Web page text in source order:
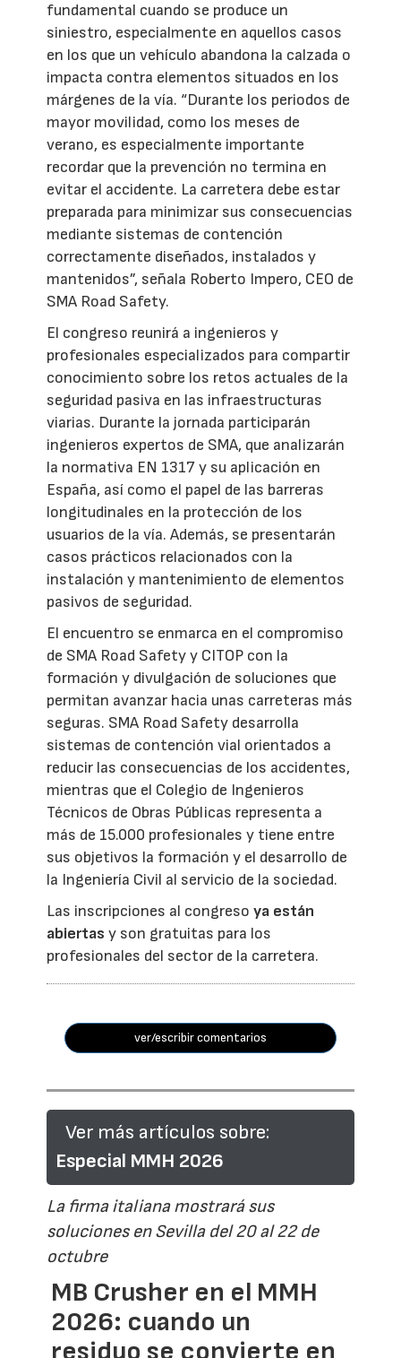
fundamental cuando se produce un
siniestro, especialmente en aquellos casos
en los que un vehículo abandona la calzada o
impacta contra elementos situados en los
márgenes de la vía. “Durante los periodos de
mayor movilidad, como los meses de
verano, es especialmente importante
recordar que la prevención no termina en
evitar el accidente. La carretera debe estar
preparada para minimizar sus consecuencias
mediante sistemas de contención
correctamente diseñados, instalados y
mantenidos”, señala Roberto Impero, CEO de
SMA Road Safety.
El congreso reunirá a ingenieros y
profesionales especializados para compartir
conocimiento sobre los retos actuales de la
seguridad pasiva en las infraestructuras
viarias. Durante la jornada participarán
ingenieros expertos de SMA, que analizarán
la normativa EN 1317 y su aplicación en
España, así como el papel de las barreras
longitudinales en la protección de los
usuarios de la vía. Además, se presentarán
casos prácticos relacionados con la
instalación y mantenimiento de elementos
pasivos de seguridad.
El encuentro se enmarca en el compromiso
de SMA Road Safety y CITOP con la
formación y divulgación de soluciones que
permitan avanzar hacia unas carreteras más
seguras. SMA Road Safety desarrolla
sistemas de contención vial orientados a
reducir las consecuencias de los accidentes,
mientras que el Colegio de Ingenieros
Técnicos de Obras Públicas representa a
más de 15.000 profesionales y tiene entre
sus objetivos la formación y el desarrollo de
la Ingeniería Civil al servicio de la sociedad.
Las inscripciones al congresoya están
abiertas y son gratuitas para los
profesionales del sector de la carretera.
ver/escribir comentarios
Ver más artículos sobre:
Especial MMH 2026
La firma italiana mostrará sus
soluciones en Sevilla del 20 al 22 de
octubre
MB Crusher en el MMH
2026: cuando un